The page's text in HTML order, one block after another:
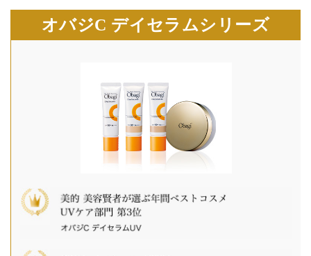
オバジC デイセラムシリーズ